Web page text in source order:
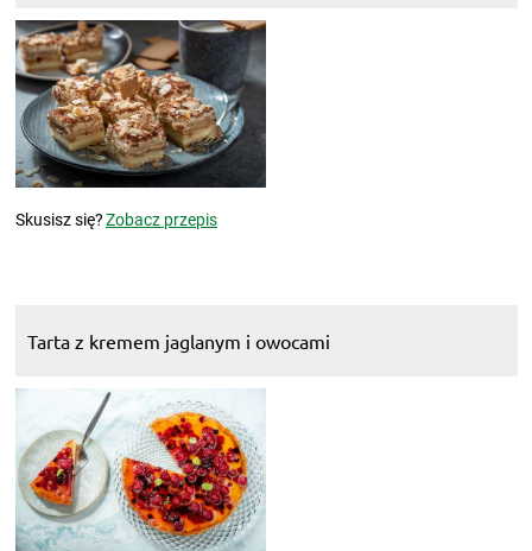
Skusisz się?Zobacz przepis
Tarta z kremem jaglanym i owocami